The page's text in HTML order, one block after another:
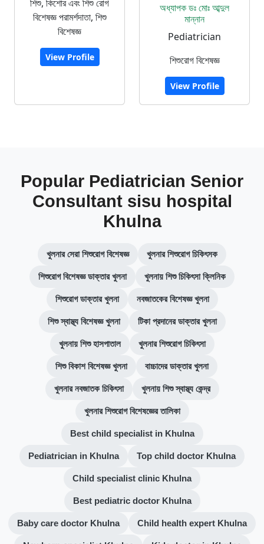
শিশু, কিশোর এবং শিশু রোগ
বিশেষজ্ঞ পরামর্শদাতা, শিশু
বিশেষজ্ঞ
View Profile
অধ্যাপক ডঃ মোঃ আব্দুল
মান্নান
Pediatrician
শিশুরোগ বিশেষজ্ঞ
View Profile
Popular Pediatrician Senior
Consultant sisu hospital
Khulna
খুলনার সেরা শিশুরোগ বিশেষজ্ঞ খুলনার শিশুরোগ চিকিৎসক
শিশুরোগ বিশেষজ্ঞ ডাক্তার খুলনা খুলনায় শিশু চিকিৎসা ক্লিনিক
শিশুরোগ ডাক্তার খুলনা নবজাতকের বিশেষজ্ঞ খুলনা
শিশু স্বাস্থ্য বিশেষজ্ঞ খুলনা টিকা প্রদানের ডাক্তার খুলনা
খুলনায় শিশু হাসপাতাল খুলনার শিশুরোগ চিকিৎসা
শিশু বিকাশ বিশেষজ্ঞ খুলনা বাচ্চাদের ডাক্তার খুলনা
খুলনার নবজাতক চিকিৎসা খুলনায় শিশু স্বাস্থ্য কেন্দ্র
খুলনার শিশুরোগ বিশেষজ্ঞের তালিকা
Best child specialist in Khulna
Pediatrician in Khulna Top child doctor Khulna
Child specialist clinic Khulna
Best pediatric doctor Khulna
Baby care doctor Khulna Child health expert Khulna